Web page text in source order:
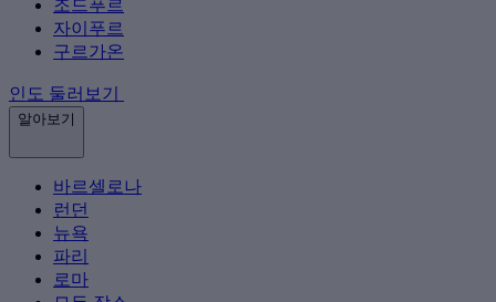
조드푸르
자이푸르
구르가온
인도 둘러보기
알아보기
바르셀로나
런던
뉴욕
파리
로마